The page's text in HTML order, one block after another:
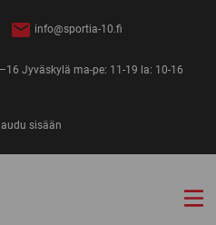
info@sportia-10.fi
Jyväskylä ma-pe: 11-19 la: 10-16
sisään